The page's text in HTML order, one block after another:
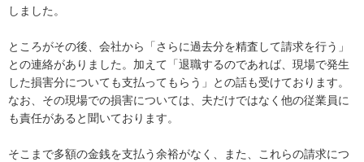
しました。
ところがその後、会社から「さらに過去分を精査して請求を行う」
との連絡がありました。加えて「退職するのであれば、現場で発生
した損害分についても支払ってもらう」との話も受けております。
なお、その現場での損害については、夫だけではなく他の従業員に
も責任があると聞いております。
そこまで多額の金銭を支払う余裕がなく、また、これらの請求につ